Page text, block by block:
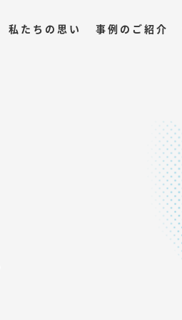
私たちの思い 事例のご紹介